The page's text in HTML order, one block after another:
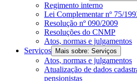
Regimento interno
Lei Complementar nº 75/
Resolução nº 090/2009
Resoluções do CNMP
Atos, normas e julgamentos
Serviços
Mais sobre: Serviços
Atos, normas e julgamentos
Atualização de dados
pensionistas